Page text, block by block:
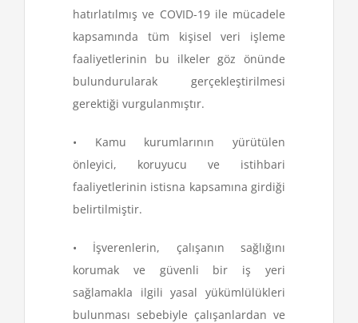
hatırlatılmış ve COVID-19 ile mücadele
kapsamında tüm kişisel veri işleme
faaliyetlerinin bu ilkeler göz önünde
bulundurularak gerçekleştirilmesi
gerektiği vurgulanmıştır.
• Kamu kurumlarının yürütülen
önleyici, koruyucu ve istihbari
faaliyetlerinin istisna kapsamına girdiği
belirtilmiştir.
• İşverenlerin, çalışanın sağlığını
korumak ve güvenli bir iş yeri
sağlamakla ilgili yasal yükümlülükleri
bulunması sebebiyle çalışanlardan ve